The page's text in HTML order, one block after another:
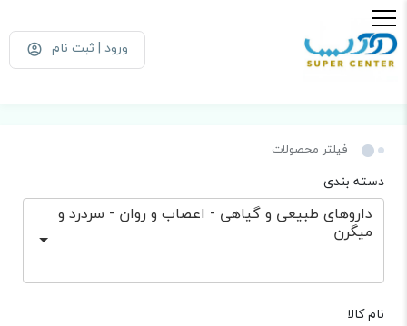
ورود | ثبت نام
فیلتر محصولات
دسته بندی
داروهای طبیعی و گیاهی - اعصاب و روان - سردرد و
میگرن
نام کالا